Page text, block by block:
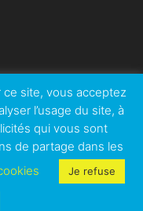
|
Développé
par
site, vous acceptez
l’usage du site, à
qui vous sont
de partage dans les
Je refuse